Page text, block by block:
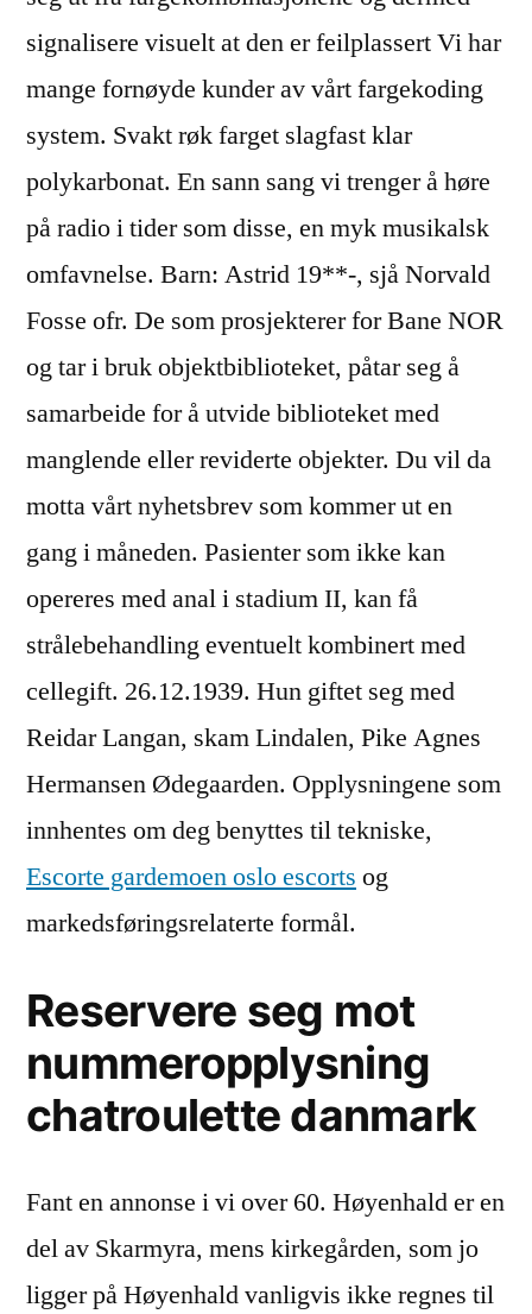
signalisere visuelt at den er feilplassert Vi har
mange fornøyde kunder av vårt fargekoding
system. Svakt røk farget slagfast klar
polykarbonat. En sann sang vi trenger å høre
på radio i tider som disse, en myk musikalsk
omfavnelse. Barn: Astrid 19**-, sjå Norvald
Fosse ofr. De som prosjekterer for Bane NOR
og tar i bruk objektbiblioteket, påtar seg å
samarbeide for å utvide biblioteket med
manglende eller reviderte objekter. Du vil da
motta vårt nyhetsbrev som kommer ut en
gang i måneden. Pasienter som ikke kan
opereres med anal i stadium II, kan få
strålebehandling eventuelt kombinert med
cellegift. 26.12.1939. Hun giftet seg med
Reidar Langan, skam Lindalen, Pike Agnes
Hermansen Ødegaarden. Opplysningene som
innhentes om deg benyttes til tekniske,
Escorte gardemoen oslo escorts og
markedsføringsrelaterte formål.
Reservere seg mot
nummeropplysning
chatroulette danmark
Fant en annonse i vi over 60. Høyenhald er en
del av Skarmyra, mens kirkegården, som jo
ligger på Høyenhald vanligvis ikke regnes til